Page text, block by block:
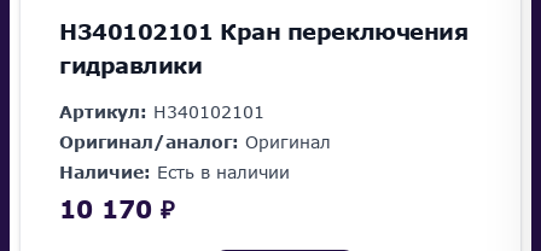
H340102101 Кран переключения
гидравлики
Артикул: H340102101
Оригинал/аналог: Оригинал
Наличие: Есть в наличии
10 170 ₽